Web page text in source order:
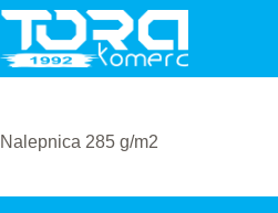
Skip
content
Nalepnica 285 g/m2